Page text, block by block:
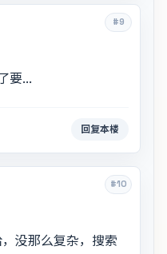
#9
要...
回复本楼
#10
没那么复杂，搜索